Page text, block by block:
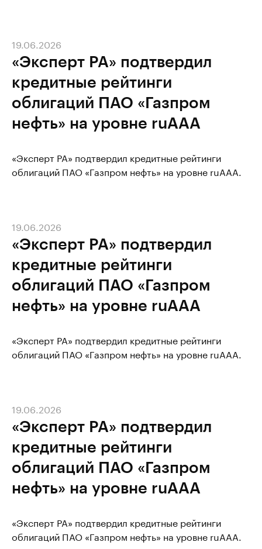
«Эксперт РА» подтвердил
кредитные рейтинги
облигаций ПАО «Газпром
нефть» на уровне ruAAA
19.06.2026
«Эксперт РА» подтвердил кредитные рейтинги
облигаций ПАО «Газпром нефть» на уровне ruAAA.
«Эксперт РА» подтвердил
кредитные рейтинги
облигаций ПАО «Газпром
нефть» на уровне ruAAA
19.06.2026
«Эксперт РА» подтвердил кредитные рейтинги
облигаций ПАО «Газпром нефть» на уровне ruAAA.
«Эксперт РА» подтвердил
кредитные рейтинги
облигаций ПАО «Газпром
нефть» на уровне ruAAA
19.06.2026
«Эксперт РА» подтвердил кредитные рейтинги
облигаций ПАО «Газпром нефть» на уровне ruAAA.